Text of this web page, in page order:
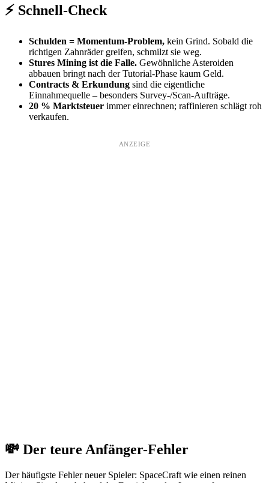
⚡ Schnell-Check
Schulden = Momentum-Problem, kein Grind. Sobald die
richtigen Zahnräder greifen, schmilzt sie weg.
Stures Mining ist die Falle. Gewöhnliche Asteroiden
abbauen bringt nach der Tutorial-Phase kaum Geld.
Contracts & Erkundung sind die eigentliche
Einnahmequelle – besonders Survey-/Scan-Aufträge.
20 % Marktsteuer immer einrechnen; raffinieren schlägt roh
verkaufen.
ANZEIGE
💸 Der teure Anfänger-Fehler
Der häufigste Fehler neuer Spieler: SpaceCraft wie einen reinen